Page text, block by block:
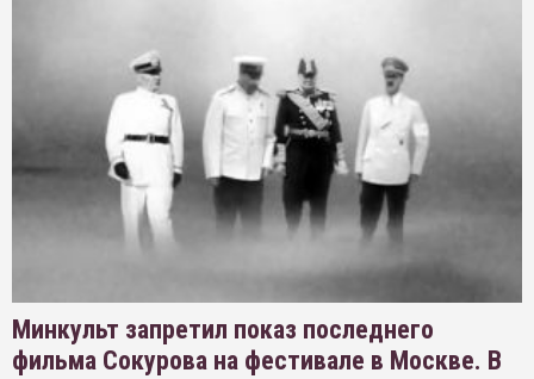
Минкульт запретил показ последнего
фильма Сокурова на фестивале в Москве. В